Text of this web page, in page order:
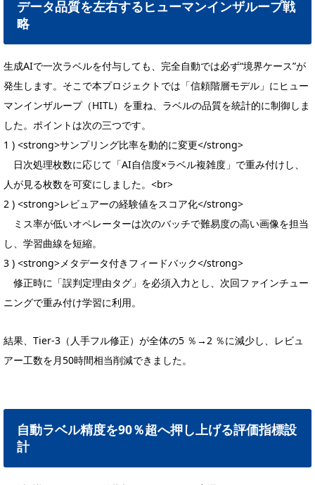
データ品質を左右するヒューマンインザループ戦
略
生成AIで一次ラベルを付与しても、完全自動では必ず“境界ケース”が
発生します。そこで本プロジェクトでは「信頼階層モデル」にヒュー
マンインザループ（HITL）を重ね、ラベルの品質を統計的に制御しま
した。ポイントは次の三つです。
1 ) <strong>サンプリング比率を動的に変更</strong>
日次処理枚数に応じて「AI自信度×ラベル複雑度」で重み付けし、
人が見る枚数を可変にしました。<br>
2 ) <strong>レビュアーの経験値をスコア化</strong>
ミス率が低いオペレーターは次のバッチで難易度の高い画像を担当
し、学習曲線を短縮。
3 ) <strong>メタデータ付きフィードバック</strong>
修正時に「誤判定理由タグ」を必須入力とし、次回ファインチュー
ニングで重み付け学習に利用。
結果、Tier-3（人手フル修正）が全体の5 ％→2 ％に減少し、レビュ
アー工数を月50時間相当削減できました。
自動ラベル精度を90％超へ押し上げる評価指標設
計